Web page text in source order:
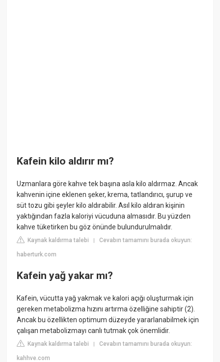
Kafein kilo aldırır mı?
Uzmanlara göre kahve tek başına asla kilo aldırmaz. Ancak
kahvenin içine eklenen şeker, krema, tatlandırıcı, şurup ve
süt tozu gibi şeyler kilo aldırabilir. Asıl kilo aldıran kişinin
yaktığından fazla kaloriyi vücuduna almasıdır. Bu yüzden
kahve tüketirken bu göz önünde bulundurulmalıdır.
Kaynak kaldırma talebi |Cevabın tamamını burada okuyun:
haberturk.com
Kafein yağ yakar mı?
Kafein, vücutta yağ yakmak ve kalori açığı oluşturmak için
gereken metabolizma hızını artırma özelliğine sahiptir (2).
Ancak bu özellikten optimum düzeyde yararlanabilmek için
çalışan metabolizmayı canlı tutmak çok önemlidir.
Kaynak kaldırma talebi |Cevabın tamamını burada okuyun:
kahhve.com